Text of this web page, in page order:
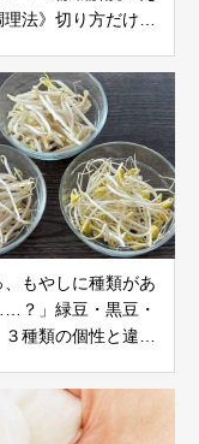
法》切り方だけで
、もやしに種類があ
？」緑豆・黒豆・
種類の個性と違い